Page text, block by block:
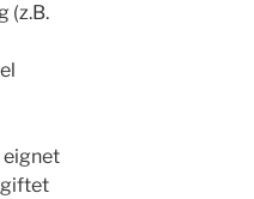
(z.B.
eignet